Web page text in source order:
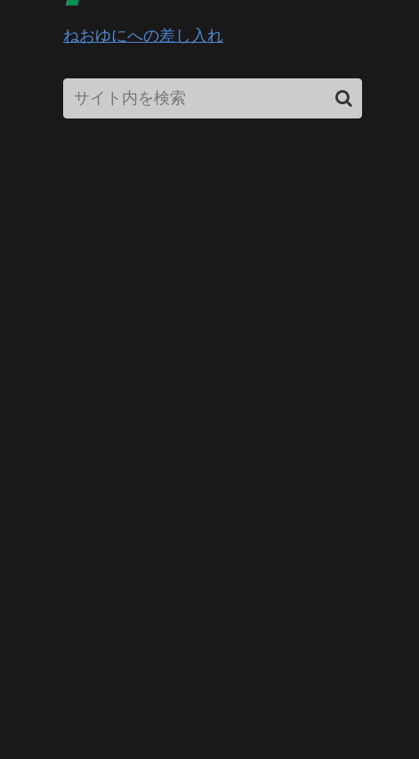
ねおゆにへの差し入れ